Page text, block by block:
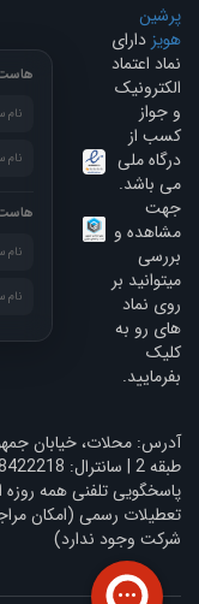
پرشین
هویز دارای
نماد اعتماد
الکترونیک
و جواز
کسب از
درگاه ملی
می باشد.
جهت
مشاهده و
بررسی
میتوانید بر
روی نماد
های رو به
کلیک
بفرمایید.
هاست
نام
نام
هاست
نام
نام
آدرس: محلات، خیابان
طبقه 2 | سانترال: 28422218-021 | فکس: 28422218-021
تعطیلات رسمی (امکان
شرکت وجود ندارد)